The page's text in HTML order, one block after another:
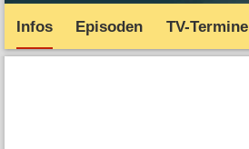
Infos Episoden TV-Termine